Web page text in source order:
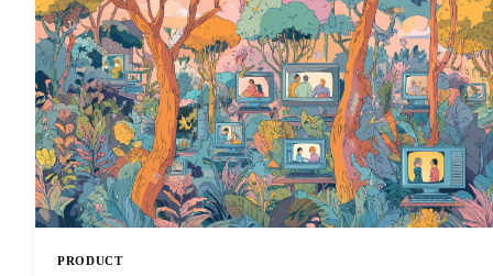
programa! Los mejores servicios de transcripción de podcasts te
ahorran este trabajo pesado y, al mismo tiempo, te ofrecen
transcripciones precisas y utilizables que se adaptan a tu flujo de
trabajo y presupuesto.
PRODUCT